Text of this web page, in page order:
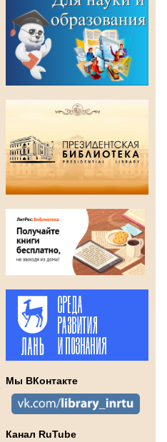
Мы ВКонтакте
Канал RuTube